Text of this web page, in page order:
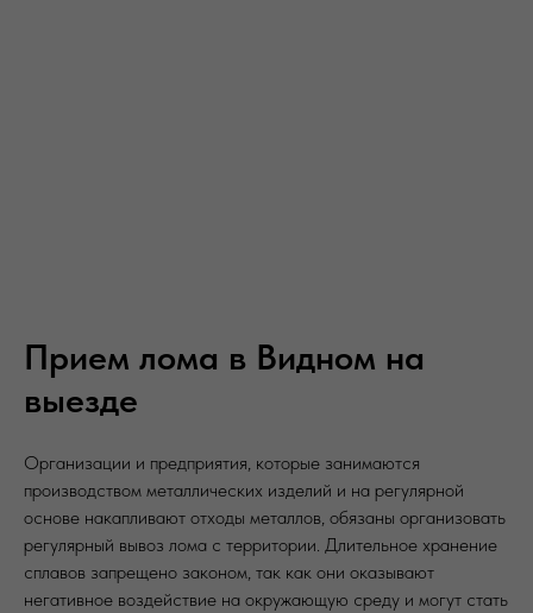
Прием лома в Видном на
выезде
Организации и предприятия, которые занимаются
производством металлических изделий и на регулярной
основе накапливают отходы металлов, обязаны организовать
регулярный вывоз лома с территории. Длительное хранение
сплавов запрещено законом, так как они оказывают
негативное воздействие на окружающую среду и могут стать